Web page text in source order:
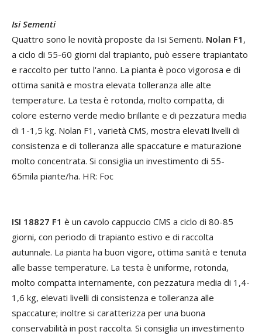
Isi Sementi
Quattro sono le novità proposte da Isi Sementi. Nolan F1 ,
a ciclo di 55-60 giorni dal trapianto, può essere trapiantato
e raccolto per tutto l'anno. La pianta è poco vigorosa e di
ottima sanità e mostra elevata tolleranza alle alte
temperature. La testa è rotonda, molto compatta, di
colore esterno verde medio brillante e di pezzatura media
di 1-1,5 kg. Nolan F1, varietà CMS, mostra elevati livelli di
consistenza e di tolleranza alle spaccature e maturazione
molto concentrata. Si consiglia un investimento di 55-
65mila piante/ha. HR: Foc
ISI 18827 F1 è un cavolo cappuccio CMS a ciclo di 80-85
giorni, con periodo di trapianto estivo e di raccolta
autunnale. La pianta ha buon vigore, ottima sanità e tenuta
alle basse temperature. La testa è uniforme, rotonda,
molto compatta internamente, con pezzatura media di 1,4-
1,6 kg, elevati livelli di consistenza e tolleranza alle
spaccature; inoltre si caratterizza per una buona
conservabilità in post raccolta. Si consiglia un investimento